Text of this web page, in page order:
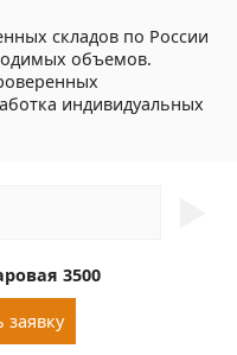
складов по России
объемов.
индивидуальных
3500
заявку